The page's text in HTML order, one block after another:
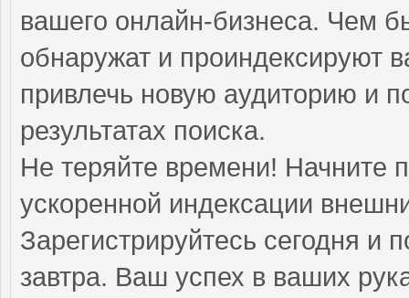
вашего онлайн-бизнеса. Чем
обнаружат и проиндексируют
привлечь новую аудиторию и
результатах поиска.
Не теряйте времени! Начните
ускоренной индексации
Зарегистрируйтесь сегодня и
завтра. Ваш успех в ваших